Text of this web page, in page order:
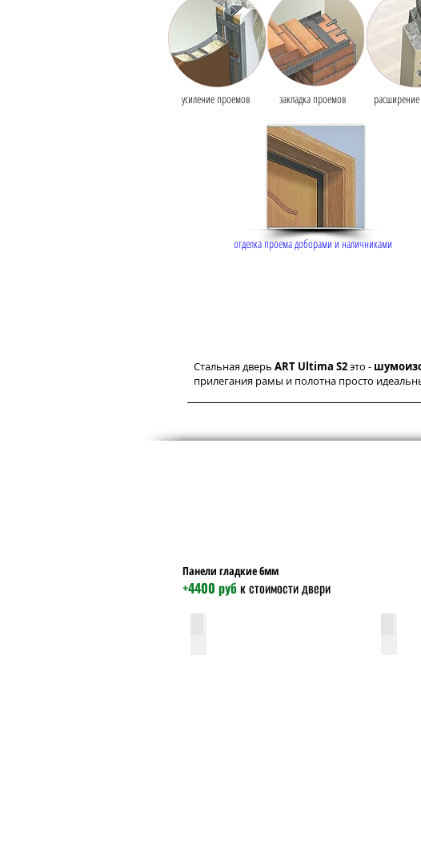
усиление проемов закладка проемов
отделка проема доборами и наличниками
Стальная дверь ART Ultima S2это -
прилегания рамы и полотна просто
Панели гладкие 6мм
+4400 руб к стоимости двери